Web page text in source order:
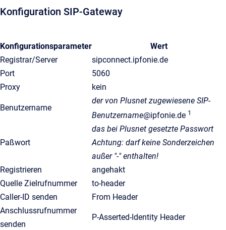
Konfiguration SIP-Gateway
Konfigurationsparameter
Wert
Registrar/Server
sipconnect.ipfonie.de
Port
5060
Proxy
kein
Benutzername
der von Plusnet zugewiesene SIP-
Benutzername@ipfonie.de 1
Paßwort
das bei Plusnet gesetzte Passwort
Achtung: darf keine Sonderzeichen
außer "-" enthalten!
Registrieren
angehakt
Quelle Zielrufnummer
to-header
Caller-ID senden
From Header
Anschlussrufnummer
senden
P-Asserted-Identity Header